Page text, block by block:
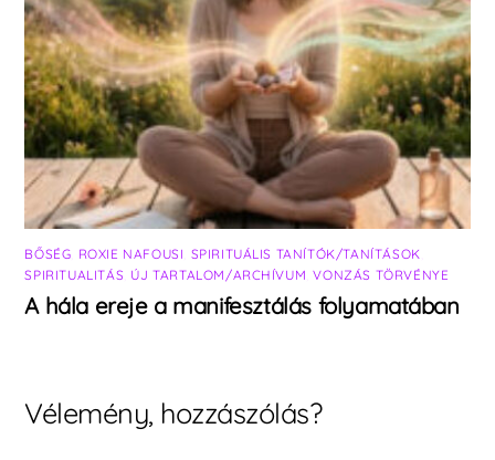
BŐSÉG ROXIE NAFOUSI SPIRITUÁLIS TANÍTÓK/TANÍTÁSOK
SPIRITUALITÁS ÚJ TARTALOM/ARCHÍVUM ,VONZÁS TÖRVÉNYE
A hála ereje a manifesztálás folyamatában
Vélemény, hozzászólás?